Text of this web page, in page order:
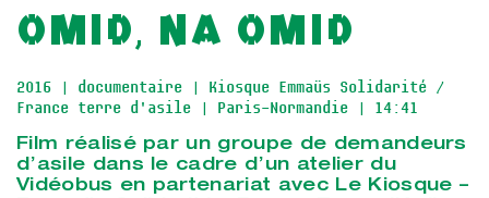
Omid, na Omid
2016 | documentaire
| Kiosque Emmaüs Solidarité /
France terre d'asile
| Paris-Normandie | 14:41
Film réalisé par un groupe de demandeurs
d’asile dans le cadre d’un atelier du
Vidéobus en partenariat avec Le Kiosque –